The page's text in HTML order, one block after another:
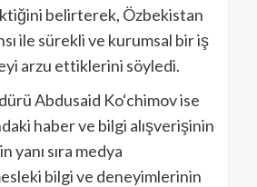
belirterek, Özbekistan
ile sürekli ve kurumsal bir iş
arzu ettiklerini söyledi.
Abdusaid Ko‘chimov ise
haber ve bilgi alışverişinin
yanı sıra medya
bilgi ve deneyimlerinin